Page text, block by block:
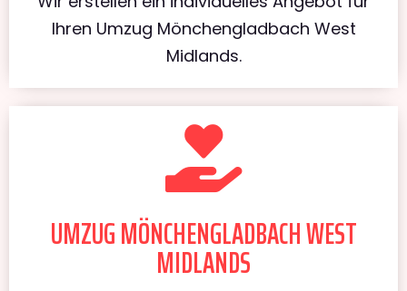
Ihren Umzug Mönchengladbach West
Midlands.
UMZUG MÖNCHENGLADBACH WEST
MIDLANDS